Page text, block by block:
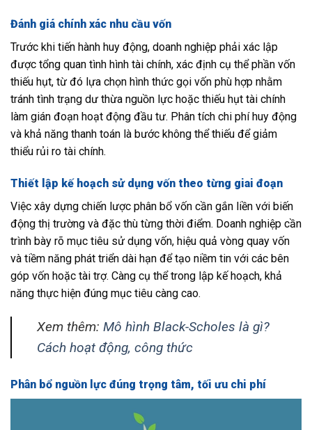
Đánh giá chính xác nhu cầu vốn
Trước khi tiến hành huy động, doanh nghiệp phải xác lập
được tổng quan tình hình tài chính, xác định cụ thể phần vốn
thiếu hụt, từ đó lựa chọn hình thức gọi vốn phù hợp nhằm
tránh tình trạng dư thừa nguồn lực hoặc thiếu hụt tài chính
làm gián đoạn hoạt động đầu tư. Phân tích chi phí huy động
và khả năng thanh toán là bước không thể thiếu để giảm
thiểu rủi ro tài chính.
Thiết lập kế hoạch sử dụng vốn theo từng giai đoạn
Việc xây dựng chiến lược phân bổ vốn cần gắn liền với biến
động thị trường và đặc thù từng thời điểm. Doanh nghiệp cần
trình bày rõ mục tiêu sử dụng vốn, hiệu quả vòng quay vốn
và tiềm năng phát triển dài hạn để tạo niềm tin với các bên
góp vốn hoặc tài trợ. Càng cụ thể trong lập kế hoạch, khả
năng thực hiện đúng mục tiêu càng cao.
Xem thêm: Mô hình Black-Scholes là gì?
Cách hoạt động, công thức
Phân bổ nguồn lực đúng trọng tâm, tối ưu chi phí